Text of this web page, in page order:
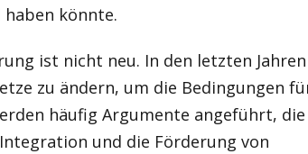
könnte.
ist nicht neu. In den letzten
zu ändern, um die Bedingungen
häufig Argumente angeführt,
und die Förderung von